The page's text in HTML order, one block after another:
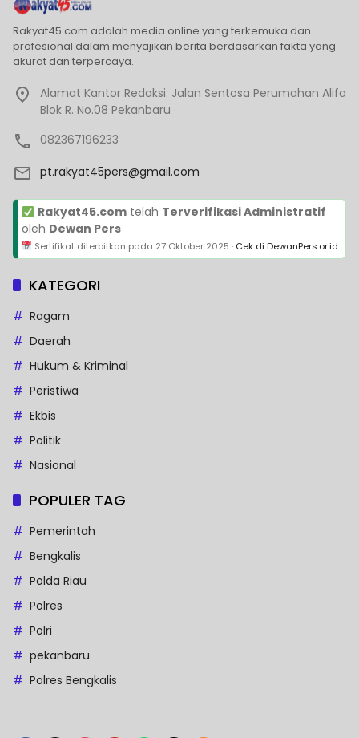
Rakyat45.com adalah media online yang terkemuka dan
profesional dalam menyajikan berita berdasarkan fakta yang
akurat dan terpercaya.
Alamat Kantor Redaksi: Jalan Sentosa Perumahan Alifa
Blok R. No.08 Pekanbaru
082367196233
pt.rakyat45pers@gmail.com
Rakyat45.comtelah Terverifikasi Administratif
oleh Dewan Pers
Sertifikat diterbitkan pada 27 Oktober 2025 · Cek di DewanPers.or.id
KATEGORI
Ragam
Daerah
Hukum & Kriminal
Peristiwa
Ekbis
Politik
Nasional
POPULER TAG
Pemerintah
Bengkalis
Polda Riau
Polres
Polri
pekanbaru
Polres Bengkalis